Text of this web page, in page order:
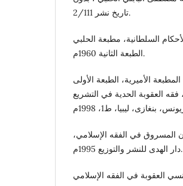
تاريخ نشر 2/111.
السلطانية، مطبعة الحلبي
الطبعة الثانية 1960م.
الأميرية، الطبعة الأولى
فقه العقوبة الحدية في التشريع
المسروق في الفقه الإسلامي،
دار الهدى للنشر والتوزيع 1995م.
العقوبة في الفقه الإسلامي